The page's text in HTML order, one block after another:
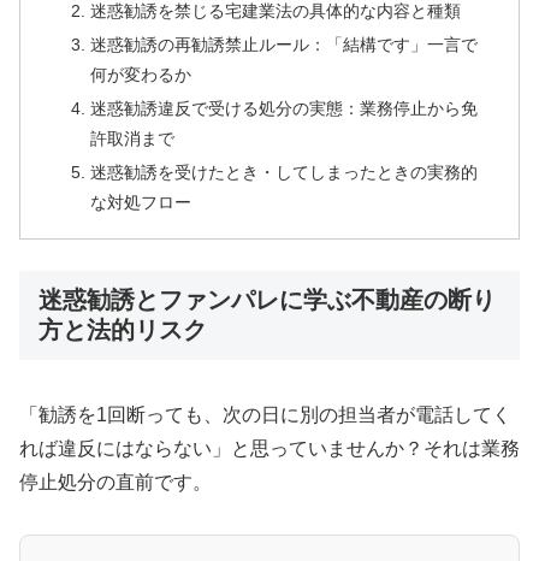
迷惑勧誘を禁じる宅建業法の具体的な内容と種類
迷惑勧誘の再勧誘禁止ルール：「結構です」一言で
何が変わるか
迷惑勧誘違反で受ける処分の実態：業務停止から免
許取消まで
迷惑勧誘を受けたとき・してしまったときの実務的
な対処フロー
迷惑勧誘とファンパレに学ぶ不動産の断り
方と法的リスク
「勧誘を1回断っても、次の日に別の担当者が電話してく
れば違反にはならない」と思っていませんか？それは業務
停止処分の直前です。